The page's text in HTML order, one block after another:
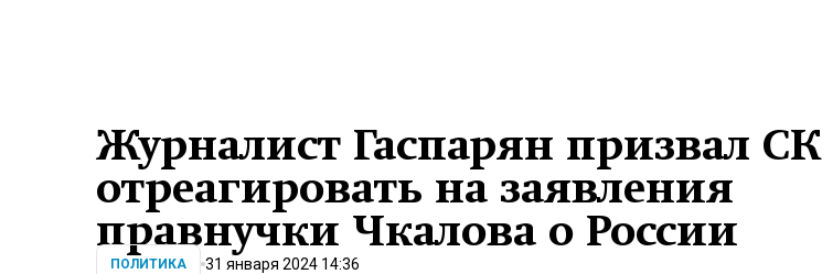
Журналист Гаспарян призвал СК
отреагировать на заявления
правнучки Чкалова о России
ПОЛИТИКА 31 января 2024 14:36